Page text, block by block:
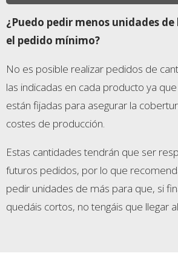
¿Puedo pedir menos unidades
el pedido mínimo?
No es posible realizar pedidos de
las indicadas en cada producto ya
están fijadas para asegurar la
costes de producción.
Estas cantidades tendrán que ser
futuros pedidos, por lo que
pedir unidades de más para que, si
quedáis cortos, no tengáis que llegar